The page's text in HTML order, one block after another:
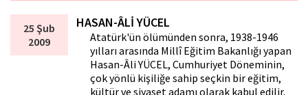
25 Şub
2009
HASAN-ÂLİ YÜCEL
Atatürk'ün ölümünden sonra, 1938-1946
yılları arasında Millî Eğitim Bakanlığı yapan
Hasan-Âli YÜCEL, Cumhuriyet Döneminin,
çok yönlü kişiliğe sahip seçkin bir eğitim,
kültür ve siyaset adamı olarak kabul edilir.